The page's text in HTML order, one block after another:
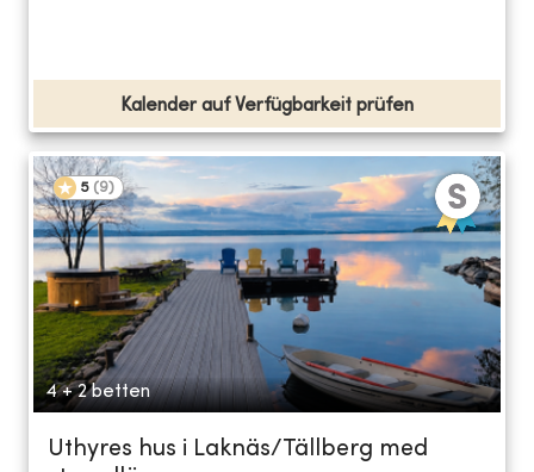
Kalender auf Verfügbarkeit prüfen
5 (9)
4 + 2 betten
Uthyres hus i Laknäs/Tällberg med